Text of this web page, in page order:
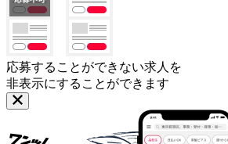
応募することができない求人を
非表示にすることができます